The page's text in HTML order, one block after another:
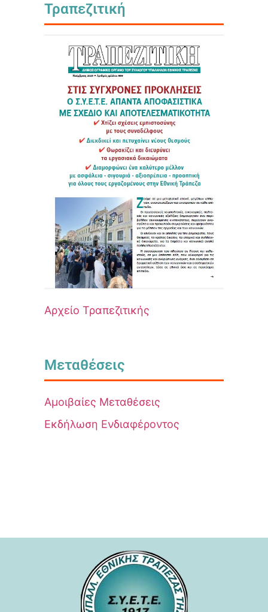
Τραπεζιτική
Αρχείο Τραπεζιτικής
Μεταθέσεις
Αμοιβαίες Μεταθέσεις
Εκδήλωση Ενδιαφέροντος